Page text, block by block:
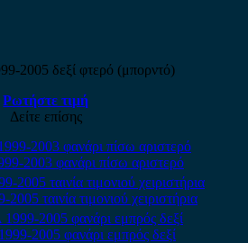
2005 δεξί φτερό (μπορντό)
Ρωτήστε τιμή
Δείτε επίσης
2003 φανάρι πίσω αριστερό
ταινία τιμονιού χειριστήρια
2005 φανάρι εμπρός δεξί